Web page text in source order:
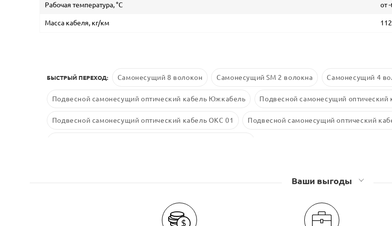
Рабочая температура, °C от
Масса кабеля, кг/км 112
БЫСТРЫЙ ПЕРЕХОД: Самонесущий 8 волокон Самонесущий SM 2 волокна Самонесущий 4
Подвесной самонесущий оптический кабель Южкабель Подвесной самонесущий оптический
Подвесной самонесущий оптический кабель ОКС 01 Подвесной самонесущий оптический
Ваши выгоды